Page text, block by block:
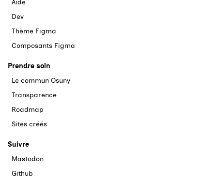
Aide
Dev
Thème Figma
Composants Figma
Prendre soin
Le commun Osuny
Transparence
Roadmap
Sites créés
Suivre
Mastodon
Github